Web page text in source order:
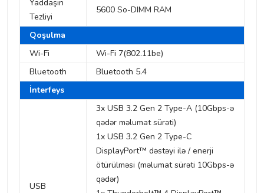
Yaddaşın
Tezliyi
5600 So-DIMM RAM
Qoşulma
Wi-Fi
Wi-Fi 7(802.11be)
Bluetooth
Bluetooth 5.4
İnterfeys
USB
3x USB 3.2 Gen 2 Type-A (10Gbps-ə
qədər məlumat sürəti)
1x USB 3.2 Gen 2 Type-C
DisplayPort™ dəstəyi ilə / enerji
ötürülməsi (məlumat sürəti 10Gbps-ə
qədər)